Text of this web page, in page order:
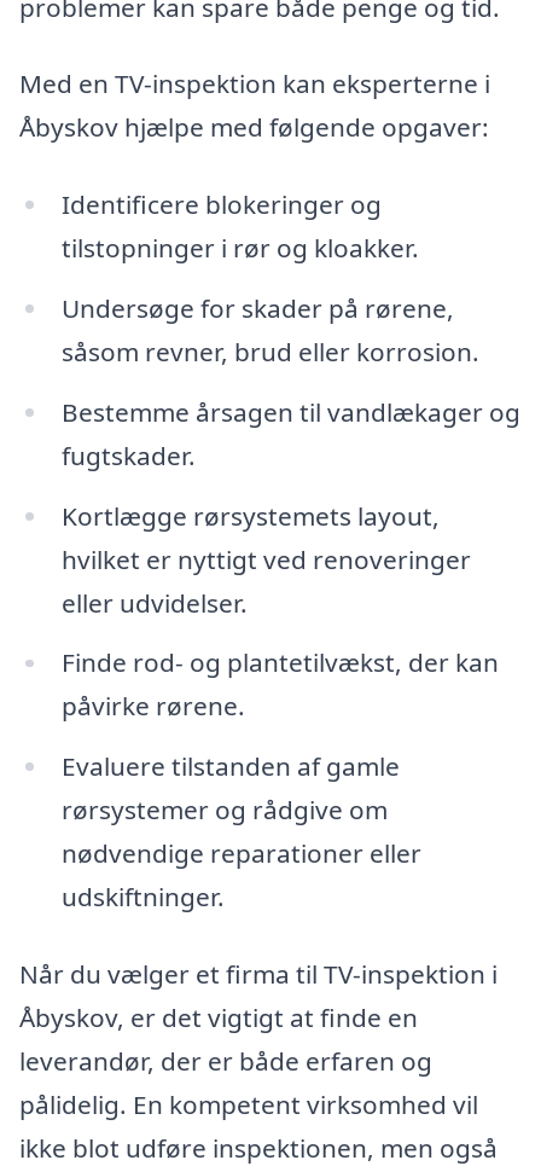
problemer kan spare både penge og tid.
Med en TV-inspektion kan eksperterne i
Åbyskov hjælpe med følgende opgaver:
Identificere blokeringer og
tilstopninger i rør og kloakker.
Undersøge for skader på rørene,
såsom revner, brud eller korrosion.
Bestemme årsagen til vandlækager og
fugtskader.
Kortlægge rørsystemets layout,
hvilket er nyttigt ved renoveringer
eller udvidelser.
Finde rod- og plantetilvækst, der kan
påvirke rørene.
Evaluere tilstanden af gamle
rørsystemer og rådgive om
nødvendige reparationer eller
udskiftninger.
Når du vælger et firma til TV-inspektion i
Åbyskov, er det vigtigt at finde en
leverandør, der er både erfaren og
pålidelig. En kompetent virksomhed vil
ikke blot udføre inspektionen, men også